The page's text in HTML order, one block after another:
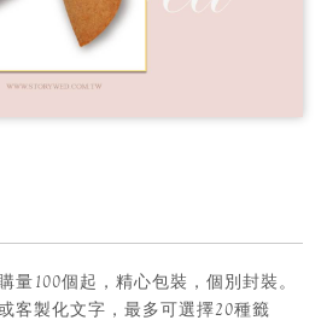
量100個起，精心包裝，個別封裝。
客製化文字，最多可選擇20種籤